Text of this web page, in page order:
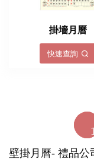
掛墻月曆
快速查詢
1
壁掛月曆- 禮品公